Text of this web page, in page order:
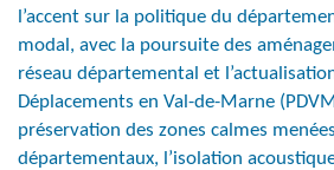
l’accent sur la politique du
modal, avec la poursuite des
réseau départemental et
Déplacements en Val-de-Marne
préservation des zones calmes
départementaux, l’isolation